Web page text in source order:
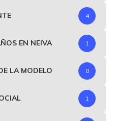
4
EN NEIVA 1
LA MODELO 0
1